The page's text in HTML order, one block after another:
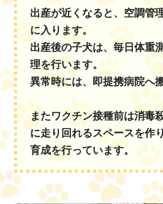
出産が近くなると、空調管
に入ります。
出産後の子犬は、毎日体重
理を行います。
異常時には、即提携病院へ搬
またワクチン接種前は消毒
に走り回れるスペースを作
育成を行っています。